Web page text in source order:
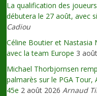
La qualification des
débutera le 27 août, avec
Cadiou
Céline Boutier et Nastasia
avec la team Europe 3
Michael Thorbjornsen
palmarès sur le PGA Tour,
45e 2 août 2026 Arnaud